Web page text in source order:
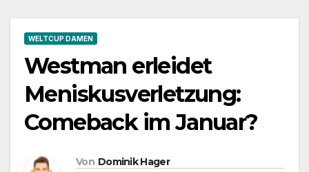
WELTCUP DAMEN
Westman erleidet
Meniskusverletzung:
Comeback im Januar?
Von Dominik Hager